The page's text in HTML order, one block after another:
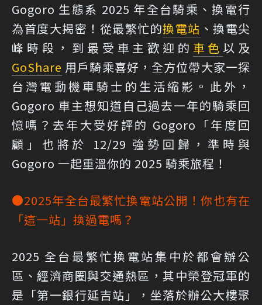
Gogoro 生態系 2025 年全台騎乘、換電行
為首度大揭密！從最繁忙的換電站 、換電尖
峰時段，到最受車主歡迎的 車色 以及
GoShare 用戶騎乘喜好，全方位帶大家一探
台灣電動機車騎士的生活縮影。此外，
Gogoro 車主想知道自己過去一年的騎乘回
憶嗎？去年大受好評的 Gogoro「年度回
顧」也將於 12/29 強勢回歸，準時與
Gogoro 一起重溫你的 2025 騎乘旅程！
●2025年全台最繁忙換電站公開！你也有在
「這一站」換過電嗎？
2025 全台最繁忙換電站集中於都會辦公
區、經濟商圈與交通熱區，其中榮登冠軍的
是「第一銀行延吉站」，坐落於辦公大樓聚